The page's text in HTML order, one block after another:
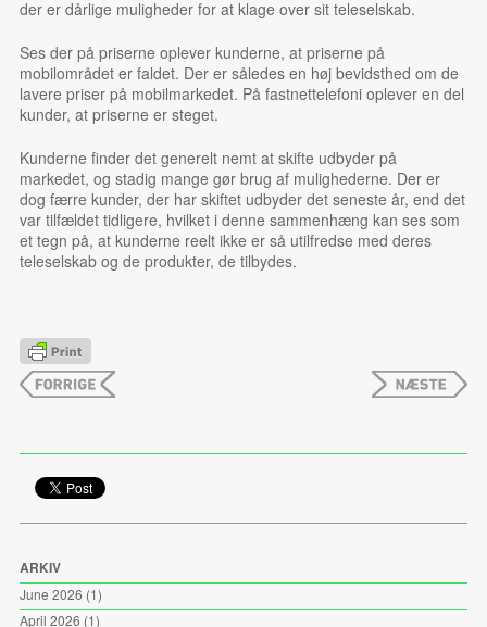
der er dårlige muligheder for at klage over sit teleselskab.
Ses der på priserne oplever kunderne, at priserne på
mobilområdet er faldet. Der er således en høj bevidsthed om de
lavere priser på mobilmarkedet. På fastnettelefoni oplever en del
kunder, at priserne er steget.
Kunderne finder det generelt nemt at skifte udbyder på
markedet, og stadig mange gør brug af mulighederne. Der er
dog færre kunder, der har skiftet udbyder det seneste år, end det
var tilfældet tidligere, hvilket i denne sammenhæng kan ses som
et tegn på, at kunderne reelt ikke er så utilfredse med deres
teleselskab og de produkter, de tilbydes.
ARKIV
June 2026 (1)
April 2026 (1)